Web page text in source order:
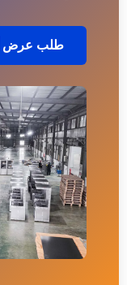
طلب عرض